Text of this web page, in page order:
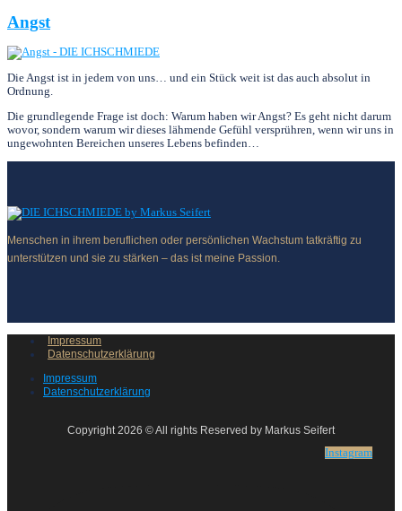
Angst
Die Angst ist in jedem von uns… und ein Stück weit ist das auch absolut in
Ordnung.
Die grundlegende Frage ist doch: Warum haben wir Angst? Es geht nicht darum
wovor, sondern warum wir dieses lähmende Gefühl versprühren, wenn wir uns in
ungewohnten Bereichen unseres Lebens befinden…
Menschen in ihrem beruflichen oder persönlichen Wachstum tatkräftig zu
unterstützen und sie zu stärken – das ist meine Passion.
Impressum
Datenschutzerklärung
Impressum
Datenschutzerklärung
Copyright 2026 © All rights Reserved by Markus Seifert
Instagram